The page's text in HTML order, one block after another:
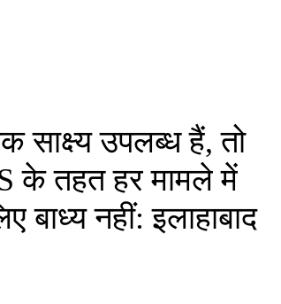
साक्ष्य उपलब्ध हैं, तो
के तहत हर मामले में
नहीं: इलाहाबाद